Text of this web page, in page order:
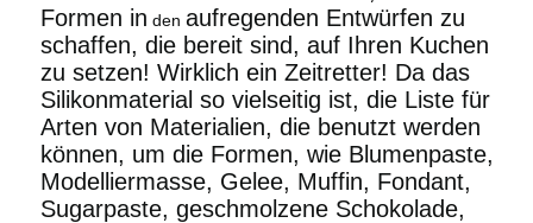
Formen in den aufregenden Entwürfen zu
schaffen, die bereit sind, auf Ihren Kuchen
zu setzen! Wirklich ein Zeitretter! Da das
Silikonmaterial so vielseitig ist, die Liste für
Arten von Materialien, die benutzt werden
können, um die Formen, wie Blumenpaste,
Modelliermasse, Gelee, Muffin, Fondant,
Sugarpaste, geschmolzene Schokolade,